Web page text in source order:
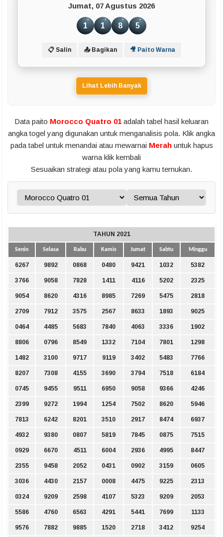
Jumat, 07 Agustus 2026
1 1 8 5
📋 Salin 📤 Bagikan 🎥 Paito Warna
Lihat Lebih Banyak
Data paito Morocco Quatro 01 adalah tabel hasil keluaran
angka togel yang digunakan untuk menganalisis pola. Klik angka
pada tabel untuk menandai atau mewarnai Merahuntuk hapus
warna klik kembali
Sesuaikan strategi atau pola yang kamu temukan.
TAHUN 2021
Senin Selasa Rabu Kamis Jumat Sabtu Minggu
6267 9892 0868 0480 9421 1032 5382
3766 9058 7828 1411 4116 5202 2325
9054 8620 4316 8985 7269 5475 2818
2709 7912 3575 2567 8633 1893 9025
0464 4485 5683 7840 4063 3336 1902
8806 0796 8549 1332 7104 7801 1298
1482 3100 9717 9119 3402 5483 7766
8207 7308 4155 3690 3794 7518 6184
0745 9455 9511 6950 9058 9366 4246
2399 9272 1994 1254 7502 8620 5946
7813 6242 8201 3510 2917 8474 6937
4932 9380 0807 5819 7845 0875 7515
0929 6670 4511 6004 2936 4995 8447
2355 9458 2052 0431 0902 3159 0605
3036 4430 2157 0008 4475 9225 2313
0324 9209 2598 4107 5323 9209 2053
5586 4760 6563 4291 5441 7699 1133
9576 7882 9885 1520 2718 3412 9254